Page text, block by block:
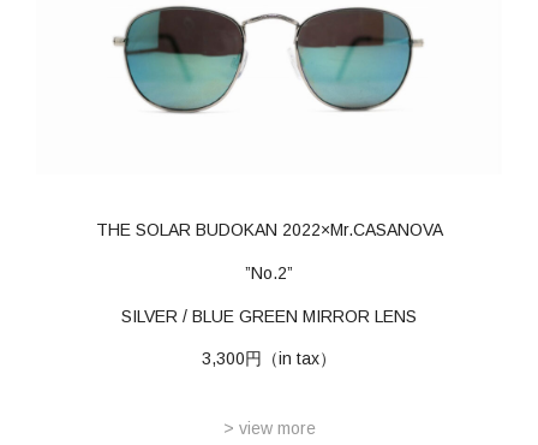
THE SOLAR BUDOKAN 2022×Mr.CASANOVA
”No.2”
SILVER / BLUE GREEN MIRROR LENS
3,300円（in tax）
> view more